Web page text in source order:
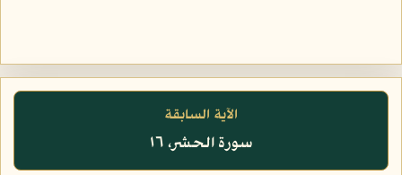
الآية السابقة
سورة الحشر، ١٦